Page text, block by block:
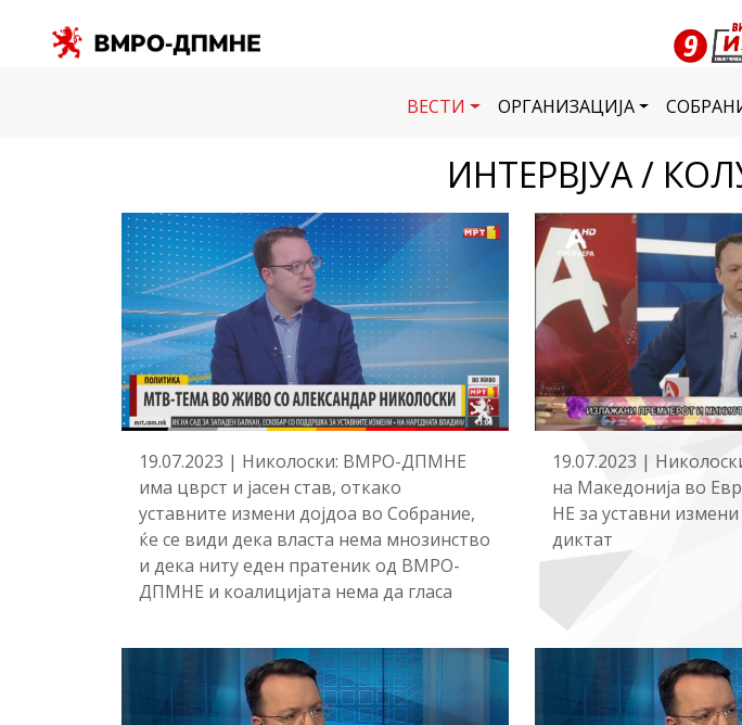
ВЕСТИ ОРГАНИЗАЦИЈА
ИНТЕРВЈУА /
19.07.2023 | Николоски: ВМРО-ДПМНЕ
има цврст и јасен став, откако
уставните измени дојдоа во Собрание,
ќе се види дека власта нема мнозинство
и дека ниту еден пратеник од ВМРО-
ДПМНЕ и коалицијата нема да гласа
19.07.2023 |
на Македонија во
НЕ за уставни
диктат